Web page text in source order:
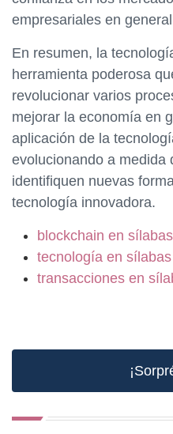
empresariales en
En resumen, la
herramienta poderosa
revolucionar varios
mejorar la economía en
aplicación de la
evolucionando a medida
identifiquen nuevas
tecnología innovadora.
blockchain en sílabas
tecnología en sílabas
transacciones en